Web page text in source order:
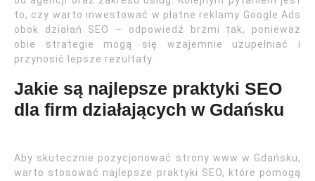
to, czy warto inwestować w płatne reklamy Google Ads
obok działań SEO – odpowiedź brzmi tak, ponieważ
obie strategie mogą się wzajemnie uzupełniać i
przynosić lepsze rezultaty.
Jakie są najlepsze praktyki SEO
dla firm działających w Gdańsku
Aby skutecznie pozycjonować strony www w Gdańsku,
warto stosować najlepsze praktyki SEO, które pomogą